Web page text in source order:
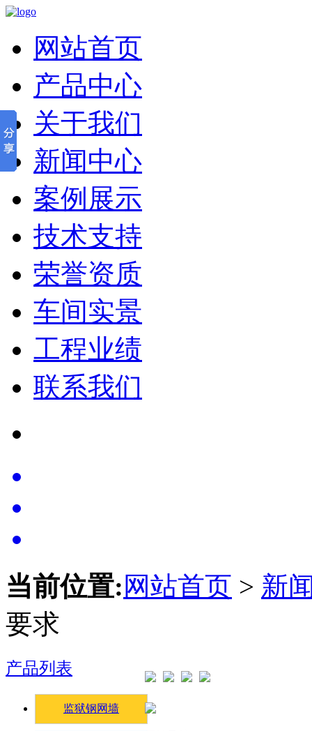
网站首页
产品中心
关于我们
新闻中心
案例展示
技术支持
荣誉资质
车间实景
工程业绩
联系我们
当前位置: 网站首页 > 新
要求
产品列表
监狱钢网墙